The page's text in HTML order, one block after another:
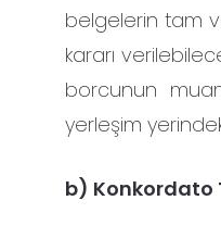
belgelerin tam
kararı
borcunun
yerleşim yerindeki
b) Konkordato